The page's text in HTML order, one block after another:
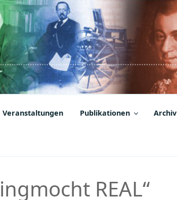
Veranstaltungen Publikationen Archiv
REAL“